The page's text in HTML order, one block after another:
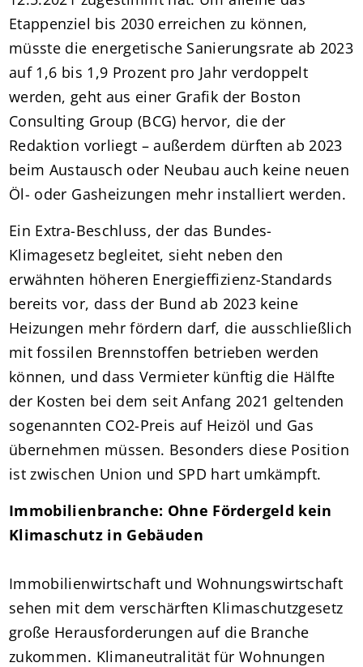
Etappenziel bis 2030 erreichen zu können,
müsste die energetische Sanierungsrate ab 2023
auf 1,6 bis 1,9 Prozent pro Jahr verdoppelt
werden, geht aus einer Grafik der Boston
Consulting Group (BCG) hervor, die der
Redaktion vorliegt – außerdem dürften ab 2023
beim Austausch oder Neubau auch keine neuen
Öl- oder Gasheizungen mehr installiert werden.
Ein Extra-Beschluss, der das Bundes-
Klimagesetz begleitet, sieht neben den
erwähnten höheren Energieffizienz-Standards
bereits vor, dass der Bund ab 2023 keine
Heizungen mehr fördern darf, die ausschließlich
mit fossilen Brennstoffen betrieben werden
können, und dass Vermieter künftig die Hälfte
der Kosten bei dem seit Anfang 2021 geltenden
sogenannten CO2-Preis auf Heizöl und Gas
übernehmen müssen. Besonders diese Position
ist zwischen Union und SPD hart umkämpft.
Immobilienbranche: Ohne Fördergeld kein
Klimaschutz in Gebäuden
Immobilienwirtschaft und Wohnungswirtschaft
sehen mit dem verschärften Klimaschutzgesetz
große Herausforderungen auf die Branche
zukommen. Klimaneutralität für Wohnungen